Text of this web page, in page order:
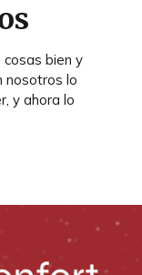
cosas bien y
nosotros lo
y ahora lo